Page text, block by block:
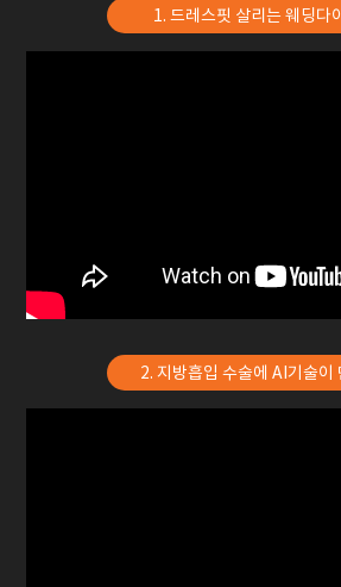
1. 드레스핏 살리는 웨딩다
2. 지방흡입 수술에 AI기술이